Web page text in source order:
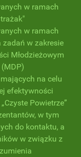
w ramach
w ramach
w zakresie
Młodzieżowym
na celu
efektywności
Powietrze”
w tym
do kontaktu, a
w związku z